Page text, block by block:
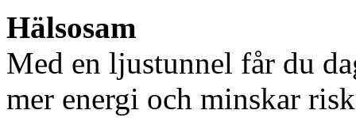
Hälsosam
Med en ljustunnel får du
mer energi och minskar